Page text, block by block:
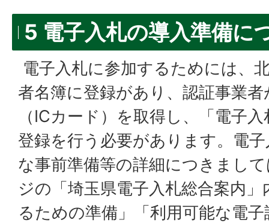
5 電子入札の導入準備に
電子入札に参加するためには、
者名簿に登録があり、認証事業
（ICカード）を取得し、「電子
登録を行う必要があります。電
な事前準備等の詳細につきまし
ジの「埼玉県電子入札総合案内
るための準備」「利用可能な電